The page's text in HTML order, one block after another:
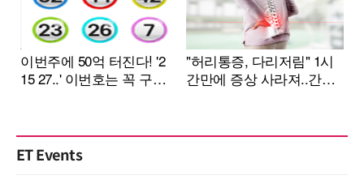
ET Events